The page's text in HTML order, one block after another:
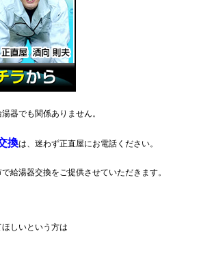
器でも関係ありません。
換は、迷わず正直屋にお電話ください。
給湯器交換をご提供させていただきます。
しいという方は